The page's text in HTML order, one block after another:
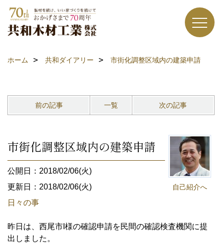
ホーム 共和ダイアリー 市街化調整区域内の建築申請
前の記事 一覧 次の記事
自己紹介へ
市街化調整区域内の建築申請
公開日：2018/02/06(火)
更新日：2018/02/06(火)
日々の事
昨日は、西尾市I様の確認申請を民間の確認検査機関に提
出しました。